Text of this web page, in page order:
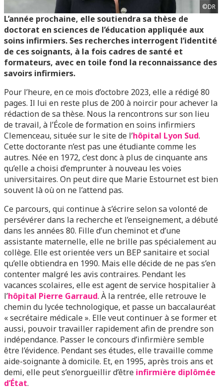
©DR
L’année prochaine, elle soutiendra sa thèse de
doctorat en sciences de l’éducation appliquée aux
soins infirmiers. Ses recherches interrogent l’identité
de ces soignants, à la fois cadres de santé et
formateurs, avec en toile fond la reconnaissance des
savoirs infirmiers.
Pour l’heure, en ce mois d’octobre 2023, elle a rédigé 80
pages. Il lui en reste plus de 200 à noircir pour achever la
rédaction de sa thèse. Nous la rencontrons sur son lieu
de travail, à l’École de formation en soins infirmiers
Clemenceau, située sur le site de l’hôpital Lyon Sud.
Cette doctorante n’est pas une étudiante comme les
autres. Née en 1972, c’est donc à plus de cinquante ans
qu’elle a choisi d’emprunter à nouveau les voies
universitaires. On peut dire que Marie Estournet est bien
souvent là où on ne l’attend pas.
Ce parcours, qui continue à s’écrire selon sa volonté de
persévérer dans la recherche et l’enseignement, a débuté
dans les années 80. Fille d’un cheminot et d’une
assistante maternelle, elle ne brille pas spécialement au
collège. Elle est orientée vers un BEP sanitaire et social
qu’elle obtiendra en 1990. Mais elle décide de ne pas s’en
contenter malgré les avis contraires. Pendant les
vacances scolaires, elle est agent de service hospitalier à
l’hôpital Pierre Garraud. À la rentrée, elle retrouve le
chemin du lycée technologique, et passe un baccalauréat
« secrétaire médicale ». Elle veut continuer à se former et
aussi, pouvoir travailler rapidement afin de prendre son
indépendance. Passer le concours d’infirmière semble
être l’évidence. Pendant ses études, elle travaille comme
aide-soignante à domicile. Et, en 1995, après trois ans et
demi, elle peut s’enorgueillir d’être infirmière diplômée
d’État.